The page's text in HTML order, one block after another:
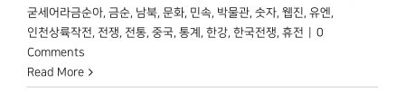
굳세어라금순아, 금순, 남북, 문화, 민속, 박물관, 숫자, 웹진, 유엔,
인천상륙작전, 전쟁, 전통, 중국, 통계 , 한강, 한국전쟁, 휴전
0
Comments
Read More